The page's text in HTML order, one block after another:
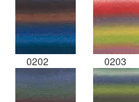
0202 0203